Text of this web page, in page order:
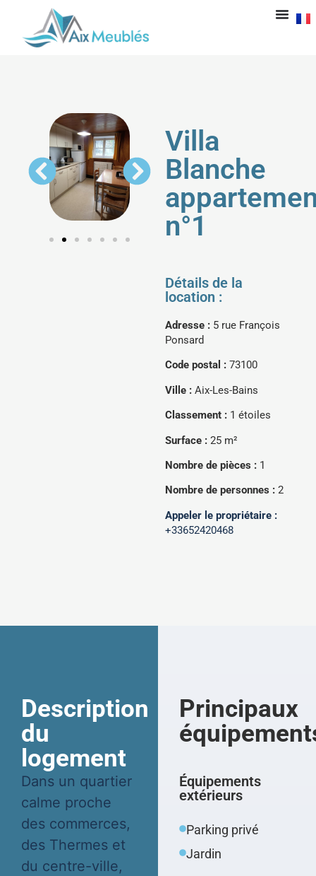
Villa
Blanche
n°1
Détails de la
location :
Adresse : 5 rue François
Ponsard
Code postal : 73100
Ville : Aix-Les-Bains
Classement : 1 étoiles
Surface : 25 m²
Nombre de pièces : 1
Nombre de personnes : 2
Appeler le propriétaire :
+33652420468
Description
du
logement
Dans un quartier
calme proche
des commerces,
des Thermes et
du centre-ville,
Principaux
Équipements
extérieurs
Parking privé
Jardin